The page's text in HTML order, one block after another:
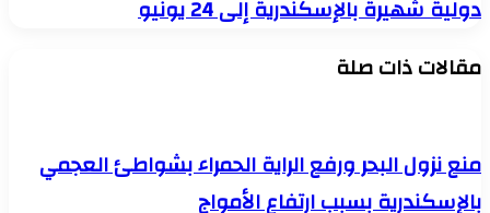
بالإكراه
الأهرام
بعد
المتهمين
بالتعدي
أطفال
إلى
24
دولية شهيرة بالإسكندرية إلى 24 يونيو
مقالات ذات صلة
منع نزول البحر ورفع الراية الحمراء بشواطئ العجمي
بالإسكندرية بسبب ارتفاع الأمواج